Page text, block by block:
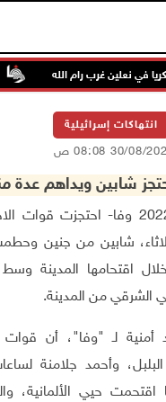
في نعلين غرب رام الله
انتهاكات إسرائيلية
شابين ويداهم عدة
جنين 30-8-2022 وفا- احتجزت
شابين من جنين
اقتحامها المدينة
الشرقي من المدينة.
لـ "وفا"، أن قوات
البلبل، وأحمد جلامنة
اقتحمت حيي الألمانية،